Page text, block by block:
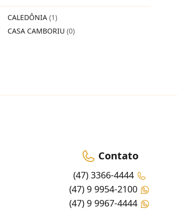
CALEDÔNIA (1)
CASA CAMBORIU (0)
Contato
(47) 3366-4444
(47) 9 9954-2100
(47) 9 9967-4444